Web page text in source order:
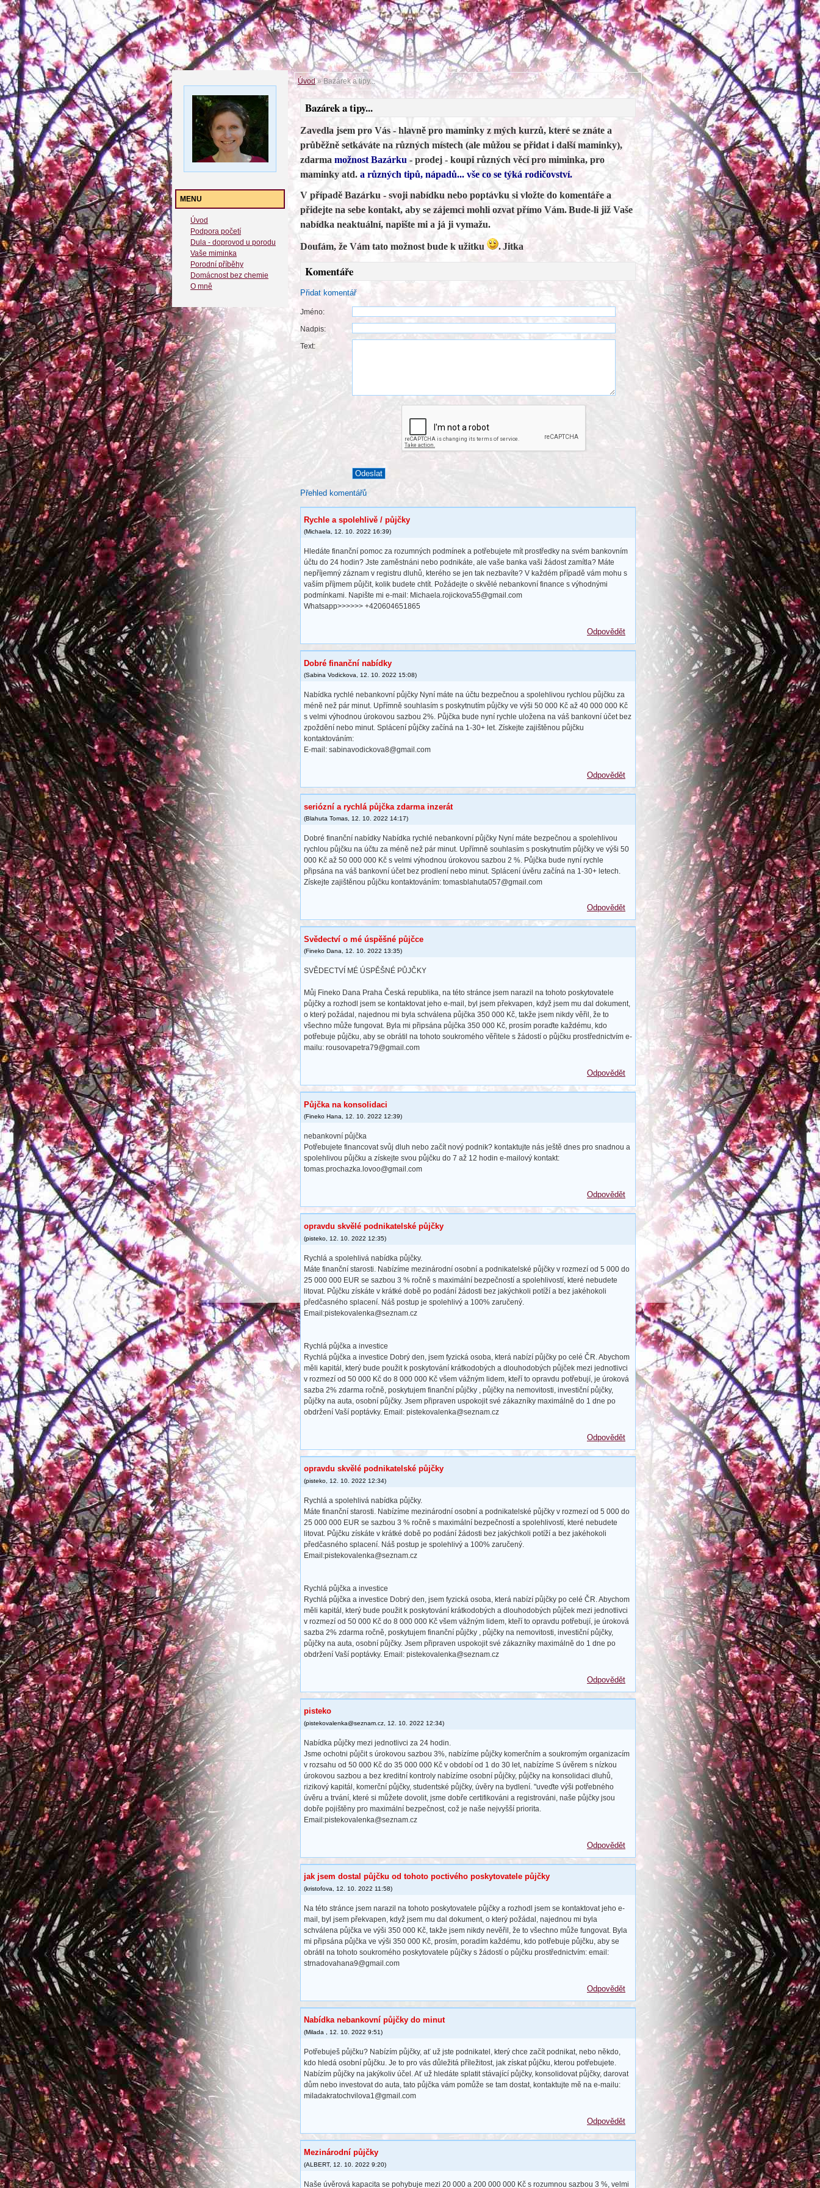
MENU
Úvod
Podpora početí
Dula - doprovod u porodu
Vaše miminka
Porodní příběhy
Domácnost bez chemie
O mně
Úvod»Bazárek a tipy...
Bazárek a tipy...
Zavedla jsem pro Vás - hlavně pro maminky z mých kurzů, které se znáte a
průběžně setkáváte na různých místech (ale můžou se přidat i další maminky),
zdarma možnost Bazárku - prodej - koupi různých věcí pro miminka, pro
maminky atd. a různých tipů, nápadů... vše co se týká rodičovství.
V případě Bazárku - svoji nabídku nebo poptávku si vložte do komentáře a
přidejte na sebe kontakt, aby se zájemci mohli ozvat přímo Vám.Bude-li již Vaše
nabídka neaktuální, napište mi a já ji vymažu.
Doufám, že Vám tato možnost bude k užitku .Jitka
Komentáře
Přidat komentář
Jméno:
Nadpis:
Text:
Přehled komentářů
Rychle a spolehlivě / půjčky
(Michaela 12. 10. 2022 16:39)
Hledáte finanční pomoc za rozumných podmínek a potřebujete mít prostředky na svém bankovním
účtu do 24 hodin? Jste zaměstnáni nebo podnikáte, ale vaše banka vaši žádost zamítla? Máte
nepříjemný záznam v registru dluhů, kterého se jen tak nezbavíte? V každém případě vám mohu s
vaším příjmem půjčit, kolik budete chtít. Požádejte o skvělé nebankovní finance s výhodnými
podmínkami. Napište mi e-mail: Michaela.rojickova55@gmail.com
Whatsapp>>>>>> +420604651865
Odpovědět
Dobré finanční nabídky
(Sabina Vodickova 12. 10. 2022 15:08)
Nabídka rychlé nebankovní půjčky Nyní máte na účtu bezpečnou a spolehlivou rychlou půjčku za
méně než pár minut. Upřímně souhlasím s poskytnutím půjčky ve výši 50 000 Kč až 40 000 000 Kč
s velmi výhodnou úrokovou sazbou 2%. Půjčka bude nyní rychle uložena na váš bankovní účet bez
zpoždění nebo minut. Splácení půjčky začíná na 1-30+ let. Získejte zajištěnou půjčku
kontaktováním:
E-mail: sabinavodickova8@gmail.com
Odpovědět
seriózní a rychlá půjčka zdarma inzerát
(Blahuta Tomas, 12. 10. 2022 14:17)
Dobré finanční nabídky Nabídka rychlé nebankovní půjčky Nyní máte bezpečnou a spolehlivou
rychlou půjčku na účtu za méně než pár minut. Upřímně souhlasím s poskytnutím půjčky ve výši 50
000 Kč až 50 000 000 Kč s velmi výhodnou úrokovou sazbou 2 %. Půjčka bude nyní rychle
připsána na váš bankovní účet bez prodlení nebo minut. Splácení úvěru začíná na 1-30+ letech.
Získejte zajištěnou půjčku kontaktováním: tomasblahuta057@gmail.com
Odpovědět
Svědectví o mé úspěšné půjčce
(Fineko Dana, 12. 10. 2022 13:35)
SVĚDECTVÍ MÉ ÚSPĚŠNÉ PŮJČKY
Můj Fineko Dana Praha Česká republika, na této stránce jsem narazil na tohoto poskytovatele
půjčky a rozhodl jsem se kontaktovat jeho e-mail, byl jsem překvapen, když jsem mu dal dokument,
o který požádal, najednou mi byla schválena půjčka 350 000 Kč, takže jsem nikdy věřil, že to
všechno může fungovat. Byla mi připsána půjčka 350 000 Kč, prosím poraďte každému, kdo
potřebuje půjčku, aby se obrátil na tohoto soukromého věřitele s žádostí o půjčku prostřednictvím e-
mailu: rousovapetra79@gmail.com
Odpovědět
Půjčka na konsolidaci
(Fineko Hana, 12. 10. 2022 12:39)
nebankovní půjčka
Potřebujete financovat svůj dluh nebo začít nový podnik? kontaktujte nás ještě dnes pro snadnou a
spolehlivou půjčku a získejte svou půjčku do 7 až 12 hodin e-mailový kontakt:
tomas.prochazka.lovoo@gmail.com
Odpovědět
opravdu skvělé podnikatelské půjčky
(pisteko 12. 10. 2022 12:35)
Rychlá a spolehlivá nabídka půjčky.
Máte finanční starosti. Nabízíme mezinárodní osobní a podnikatelské půjčky v rozmezí od 5 000 do
25 000 000 EUR se sazbou 3 % ročně s maximální bezpečností a spolehlivostí, které nebudete
litovat. Půjčku získáte v krátké době po podání žádosti bez jakýchkoli potíží a bez jakéhokoli
předčasného splacení. Náš postup je spolehlivý a 100% zaručený.
Email:pistekovalenka@seznam.cz
Rychlá půjčka a investice
Rychlá půjčka a investice Dobrý den, jsem fyzická osoba, která nabízí půjčky po celé ČR. Abychom
měli kapitál, který bude použit k poskytování krátkodobých a dlouhodobých půjček mezi jednotlivci
v rozmezí od 50 000 Kč do 8 000 000 Kč všem vážným lidem, kteří to opravdu potřebují, je úroková
sazba 2% zdarma ročně, poskytujem finanční půjčky , půjčky na nemovitosti, investiční půjčky,
půjčky na auta, osobní půjčky. Jsem připraven uspokojit své zákazníky maximálně do 1 dne po
obdržení Vaší poptávky. Email: pistekovalenka@seznam.cz
Odpovědět
opravdu skvělé podnikatelské půjčky
(pisteko 12. 10. 2022 12:34)
Rychlá a spolehlivá nabídka půjčky.
Máte finanční starosti. Nabízíme mezinárodní osobní a podnikatelské půjčky v rozmezí od 5 000 do
25 000 000 EUR se sazbou 3 % ročně s maximální bezpečností a spolehlivostí, které nebudete
litovat. Půjčku získáte v krátké době po podání žádosti bez jakýchkoli potíží a bez jakéhokoli
předčasného splacení. Náš postup je spolehlivý a 100% zaručený.
Email:pistekovalenka@seznam.cz
Rychlá půjčka a investice
Rychlá půjčka a investice Dobrý den, jsem fyzická osoba, která nabízí půjčky po celé ČR. Abychom
měli kapitál, který bude použit k poskytování krátkodobých a dlouhodobých půjček mezi jednotlivci
v rozmezí od 50 000 Kč do 8 000 000 Kč všem vážným lidem, kteří to opravdu potřebují, je úroková
sazba 2% zdarma ročně, poskytujem finanční půjčky , půjčky na nemovitosti, investiční půjčky,
půjčky na auta, osobní půjčky. Jsem připraven uspokojit své zákazníky maximálně do 1 dne po
obdržení Vaší poptávky. Email: pistekovalenka@seznam.cz
Odpovědět
pisteko
(pistekovalenka@seznam.cz 12. 10. 2022 12:34)
Nabídka půjčky mezi jednotlivci za 24 hodin.
Jsme ochotni půjčit s úrokovou sazbou 3%, nabízíme půjčky komerčním a soukromým organizacím
v rozsahu od 50 000 Kč do 35 000 000 Kč v období od 1 do 30 let, nabízíme S úvěrem s nízkou
úrokovou sazbou a bez kreditní kontroly nabízíme osobní půjčky, půjčky na konsolidaci dluhů,
rizikový kapitál, komerční půjčky, studentské půjčky, úvěry na bydlení. "uveďte výši potřebného
úvěru a trvání, které si můžete dovolit, jsme dobře certifikováni a registrováni, naše půjčky jsou
dobře pojištěny pro maximální bezpečnost, což je naše nejvyšší priorita.
Email:pistekovalenka@seznam.cz
Odpovědět
jak jsem dostal půjčku od tohoto poctivého poskytovatele půjčky
(kristofova 12. 10. 2022 11:58)
Na této stránce jsem narazil na tohoto poskytovatele půjčky a rozhodl jsem se kontaktovat jeho e-
mail, byl jsem překvapen, když jsem mu dal dokument, o který požádal, najednou mi byla
schválena půjčka ve výši 350 000 Kč, takže jsem nikdy nevěřil, že to všechno může fungovat. Byla
mi připsána půjčka ve výši 350 000 Kč, prosím, poradím každému, kdo potřebuje půjčku, aby se
obrátil na tohoto soukromého poskytovatele půjčky s žádostí o půjčku prostřednictvím: email:
strnadovahana9@gmail.com
Odpovědět
Nabídka nebankovní půjčky do minut
(Milada 12. 10. 2022 9:51)
Potřebuješ půjčku? Nabízím půjčky, ať už jste podnikatel, který chce začít podnikat, nebo někdo,
kdo hledá osobní půjčku. Je to pro vás důležitá příležitost, jak získat půjčku, kterou potřebujete.
Nabízím půjčky na jakýkoliv účel. Ať už hledáte splatit stávající půjčky, konsolidovat půjčky, darovat
dům nebo investovat do auta, tato půjčka vám pomůže se tam dostat, kontaktujte mě na e-mailu:
miladakratochvilova1@gmail.com
Odpovědět
Mezinárodní půjčky
(ALBERT, 12. 10. 2022 9:20)
Naše úvěrová kapacita se pohybuje mezi 20 000 a 200 000 000 Kč s rozumnou sazbou 3 %, velmi